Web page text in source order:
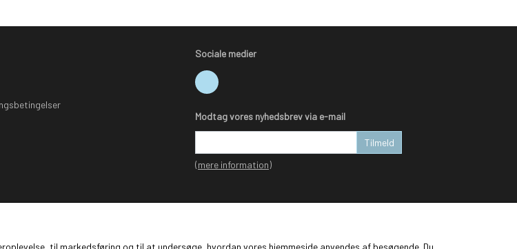
Sociale medier
Modtag vores nyhedsbrev via e-mail
Tilmeld
(mere information)
til markedsføring og til at undersøge, hvordan vores hjemmeside anvendes af besøgende. Du